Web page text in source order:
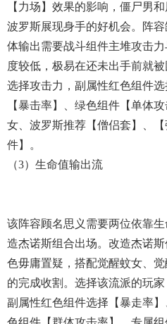
【力场】效果的影响，僵尸男
波罗斯展现身手的好机会。阵
体输出需要战斗组件主堆攻击
度较低，极易在还未出手前就
选择攻击力，副属性红色组件
【暴击率】、绿色组件【单体
女、波罗斯推荐【僧侣套】、
件】。
（3）生命值输出流
该阵容顾名思义需要两位依靠
造杰诺斯组合出场。改造杰诺
色毋庸置疑，搭配觉醒蚊女、
的完成收割。选择该流派的玩
副属性红色组件选择【暴走率